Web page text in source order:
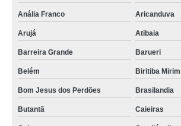
Anália Franco Aricanduva
Arujá Atibaia
Barreira Grande Barueri
Belém Biritiba Mirim
Bom Jesus dos Perdões Brasilandia
Butantã Caieiras